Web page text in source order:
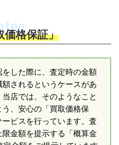
店へ無料で発送いただけます。
査定したおもちゃがご到着後、ご
口座に即日入金可能です。
写真の撮影方法
。お電話にて集荷依頼を行い発
店へ無料で発送いただけます。
査定したおもちゃがご到着後、ご
口座に即日入金可能です。
の流れ 写真の撮影方法
価格保証」
をした際に、査定時の金額
額されるというケースがあ
当店では、そのようなこと
う、安心の「買取価格保
ービスを行っています。査
限金額を提示する「概算金